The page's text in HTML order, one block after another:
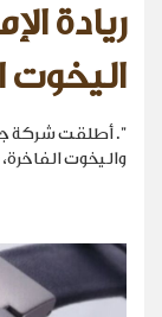
ريادة
اليخوت
". أطلقت شركة
واليخوت الفاخرة،